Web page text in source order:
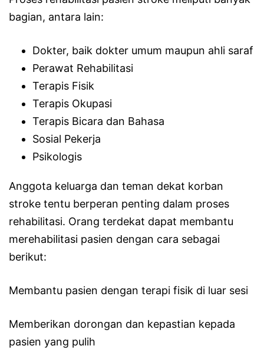
bagian, antara lain:
Dokter, baik dokter umum maupun ahli saraf
Perawat Rehabilitasi
Terapis Fisik
Terapis Okupasi
Terapis Bicara dan Bahasa
Sosial Pekerja
Psikologis
Anggota keluarga dan teman dekat korban
stroke tentu berperan penting dalam proses
rehabilitasi. Orang terdekat dapat membantu
merehabilitasi pasien dengan cara sebagai
berikut:
Membantu pasien dengan terapi fisik di luar sesi
Memberikan dorongan dan kepastian kepada
pasien yang pulih